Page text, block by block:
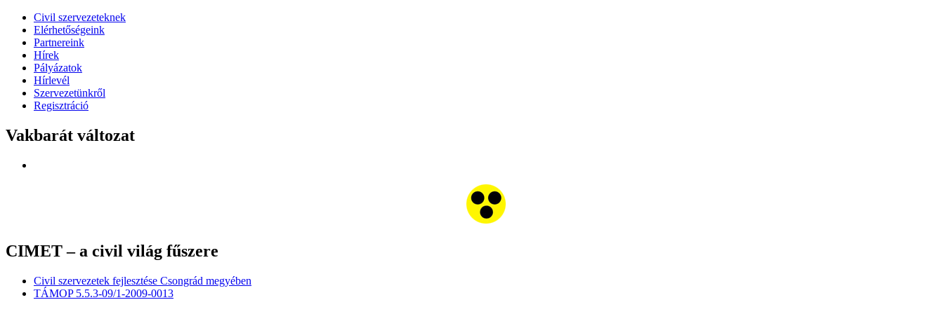
Civil szervezeteknek
Elérhetőségeink
Partnereink
Hírek
Pályázatok
Hírlevél
Szervezetünkről
Regisztráció
Vakbarát változat
CIMET – a civil világ fűszere
Civil szervezetek fejlesztése Csongrád megyében
TÁMOP 5.5.3-09/1-2009-0013